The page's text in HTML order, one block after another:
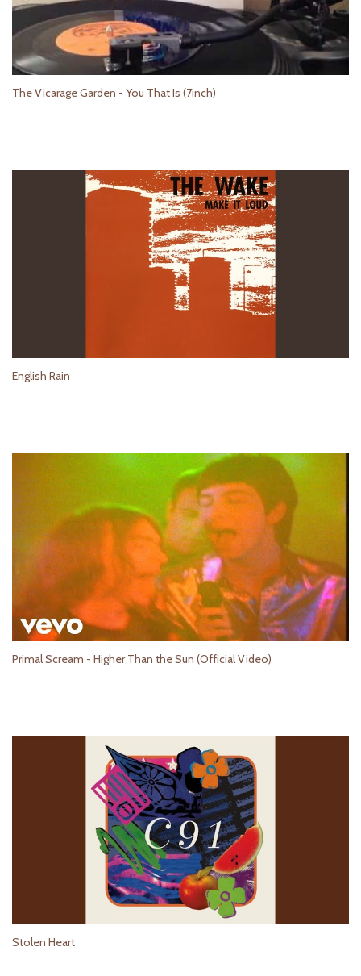
The Vicarage Garden - You That Is (7inch)
English Rain
Primal Scream - Higher Than the Sun (Official Video)
Stolen Heart